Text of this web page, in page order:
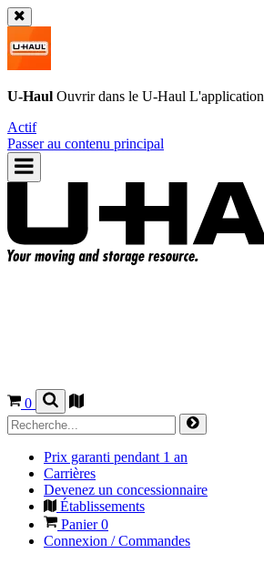
U-Haul Ouvrir dans le U-Haul L'application
Actif
Passer au contenu principal
0
Prix garanti pendant 1 an
Carrières
Devenez un concessionnaire
Établissements
Panier0
Connexion / Commandes